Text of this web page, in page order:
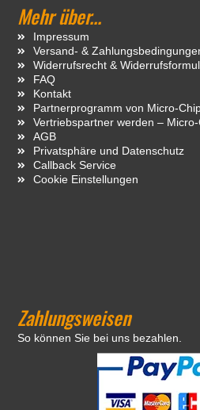
Mehr über...
Impressum
Versand- &
Widerrufsrecht &
FAQ
Kontakt
Partnerprogramm von Micro-
Vertriebspartner werden –
AGB
Privatsphäre und Datenschutz
Callback Service
Cookie Einstellungen
Zahlungsweisen
So können Sie bei uns bezahlen.